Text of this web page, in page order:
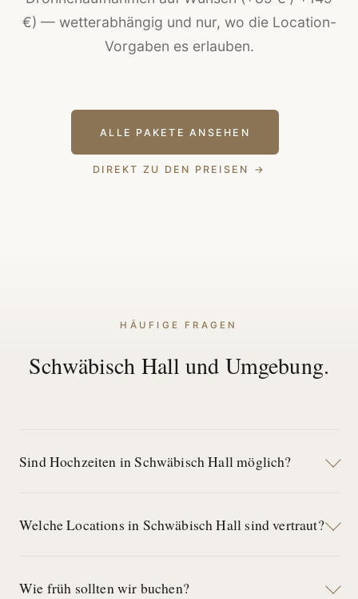
€) — wetterabhängig und nur, wo die Location-
Vorgaben es erlauben.
ALLE PAKETE ANSEHEN
DIREKT ZU DEN PREISEN
HÄUFIGE FRAGEN
Schwäbisch Hall und Umgebung.
Sind Hochzeiten in Schwäbisch Hall möglich?
Welche Locations in Schwäbisch Hall sind vertraut?
Wie früh sollten wir buchen?